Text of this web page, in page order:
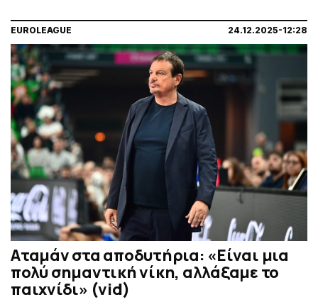
EUROLEAGUE 24.12.2025-12:28
Αταμάν στα αποδυτήρια: «Είναι μια
πολύ σημαντική νίκη, αλλάξαμε το
παιχνίδι» (vid)